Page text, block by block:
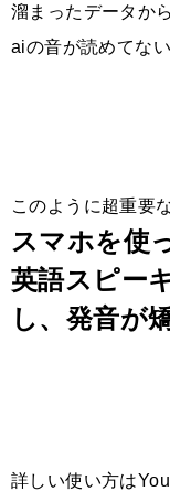
溜まったデータか
aiの音が読めてな
このように超重要
スマホを使
英語スピー
し、発音が
詳しい使い方は